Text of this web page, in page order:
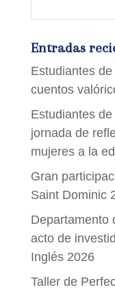
Entradas
Estudiantes
cuentos
Estudiantes
jornada de
mujeres a la
Gran
Saint Dominic
Departamento
acto de
Inglés 2026
Taller de